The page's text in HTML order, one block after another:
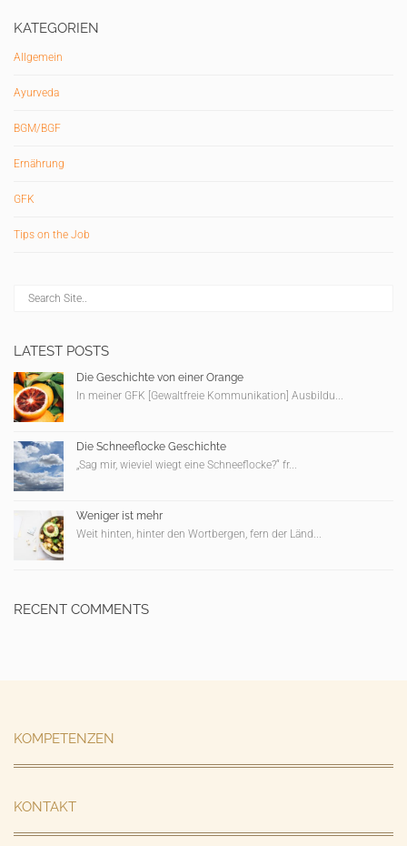
KATEGORIEN
Allgemein
Ayurveda
BGM/BGF
Ernährung
GFK
Tips on the Job
LATEST POSTS
Die Geschichte von einer Orange
In meiner GFK [Gewaltfreie Kommunikation] Ausbildu...
Die Schneeflocke Geschichte
„Sag mir, wieviel wiegt eine Schneeflocke?“ fr...
Weniger ist mehr
Weit hinten, hinter den Wortbergen, fern der Länd...
RECENT COMMENTS
KOMPETENZEN
KONTAKT